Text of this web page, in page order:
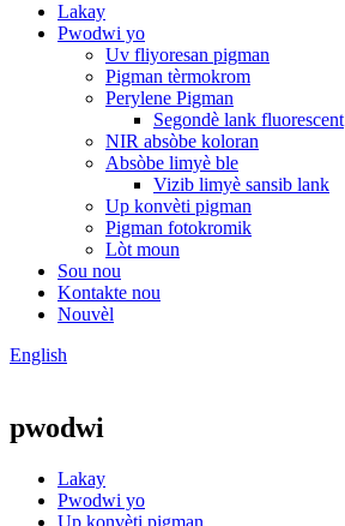
Lakay
Pwodwi yo
Uv fliyoresan pigman
Pigman tèrmokrom
Perylene Pigman
Segondè lank fluorescent
NIR absòbe koloran
Absòbe limyè ble
Vizib limyè sansib lank
Up konvèti pigman
Pigman fotokromik
Lòt moun
Sou nou
Kontakte nou
Nouvèl
English
pwodwi
Lakay
Pwodwi yo
Up konvèti pigman